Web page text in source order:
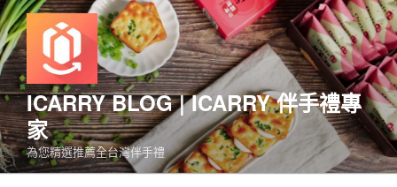
跳
至
主
要
內
容
ICARRY BLOG | ICARRY 伴手禮專
家
為您精選推薦全台灣伴手禮